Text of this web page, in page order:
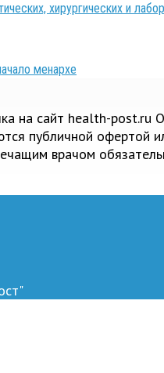
хирургических и
менархе
на сайт health-
публичной
врачом